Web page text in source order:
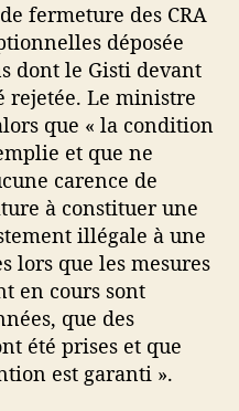
fermeture des CRA
déposée
dont le Gisti devant
rejetée. Le ministre
que « la condition
et que ne
carence de
à constituer une
illégale à une
lors que les mesures
en cours sont
que des
été prises et que
est garanti ».